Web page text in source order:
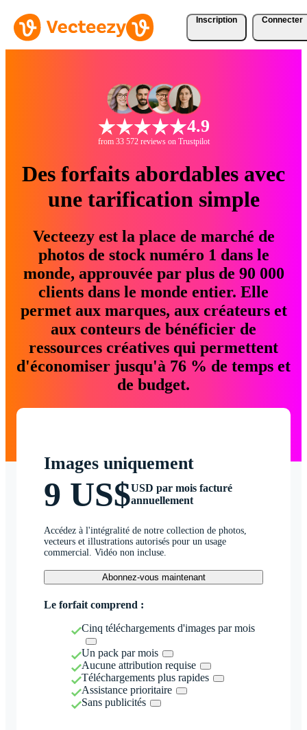
Inscription Connecter
4.9
from 33 572 reviews on Trustpilot
Des forfaits abordables avec
une tarification simple
Vecteezy est la place de marché de
photos de stock numéro 1 dans le
monde, approuvée par plus de 90 000
clients dans le monde entier. Elle
permet aux marques, aux créateurs et
aux conteurs de bénéficier de
ressources créatives qui permettent
d'économiser jusqu'à 76 % de temps et
de budget.
Images uniquement
9 US$USD par mois facturé
annuellement
Accédez à l'intégralité de notre collection de photos,
vecteurs et illustrations autorisés pour un usage
commercial. Vidéo non incluse.
Abonnez-vous maintenant
Le forfait comprend :
Cinq téléchargements d'images par mois
Un pack par mois
Aucune attribution requise
Téléchargements plus rapides
Assistance prioritaire
Sans publicités